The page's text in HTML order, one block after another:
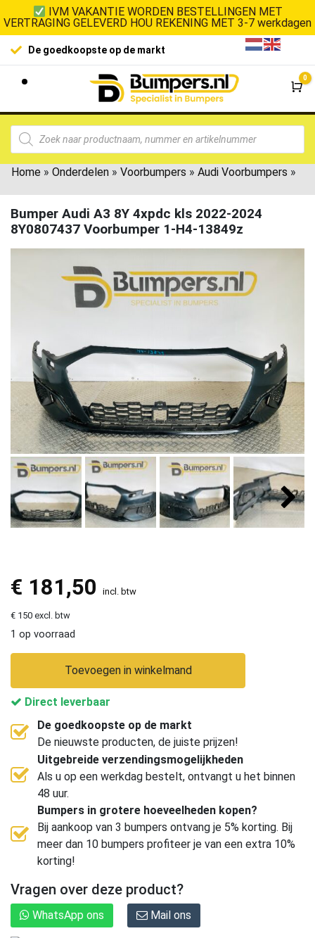
IVM VAKANTIE WORDEN BESTELLINGEN MET
VERTRAGING GELEVERD HOU REKENING MET 3-7 werkdagen
De goedkoopste op de markt
0
Home » Onderdelen » Voorbumpers » Audi Voorbumpers »
Bumper Audi A3 8Y 4xpdc kls 2022-2024
8Y0807437 Voorbumper 1-H4-13849z
€ 181,50 incl. btw
€ 150 excl. btw
1 op voorraad
Toevoegen in winkelmand
Direct leverbaar
De goedkoopste op de markt
De nieuwste producten, de juiste prijzen!
Uitgebreide verzendingsmogelijkheden
Als u op een werkdag bestelt, ontvangt u het binnen
48 uur.
Bumpers in grotere hoeveelheden kopen?
Bij aankoop van 3 bumpers ontvang je 5% korting. Bij
meer dan 10 bumpers profiteer je van een extra 10%
korting!
Vragen over deze product?
WhatsApp ons Mail ons